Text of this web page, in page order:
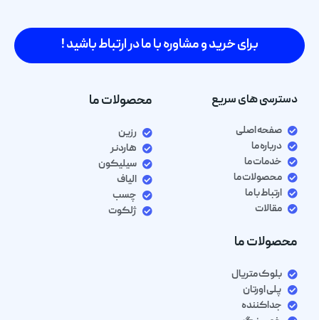
برای خرید و مشاوره با ما در ارتباط باشید !
دسترسی های سریع
صفحه اصلی
درباره ما
خدمات ما
محصولات ما
ارتباط با ما
مقالات
محصولات ما
رزین
هاردنر
سیلیکون
الیاف
چسب
ژلکوت
محصولات ما
بلوک متریال
پلی اورتان
جداکننده